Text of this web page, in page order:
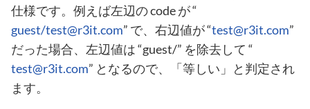
仕様です。例えば左辺の code が “
guest/test@r3it.com” で、右辺値が “test@r3it.com”
だった場合、左辺値は “guest/” を除去して “
test@r3it.com” となるので、「等しい」と判定され
ます。